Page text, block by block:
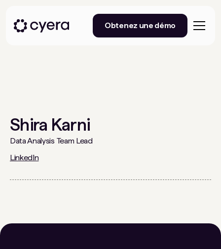
Obtenez une démo
Shira Karni
Data Analysis Team Lead
LinkedIn